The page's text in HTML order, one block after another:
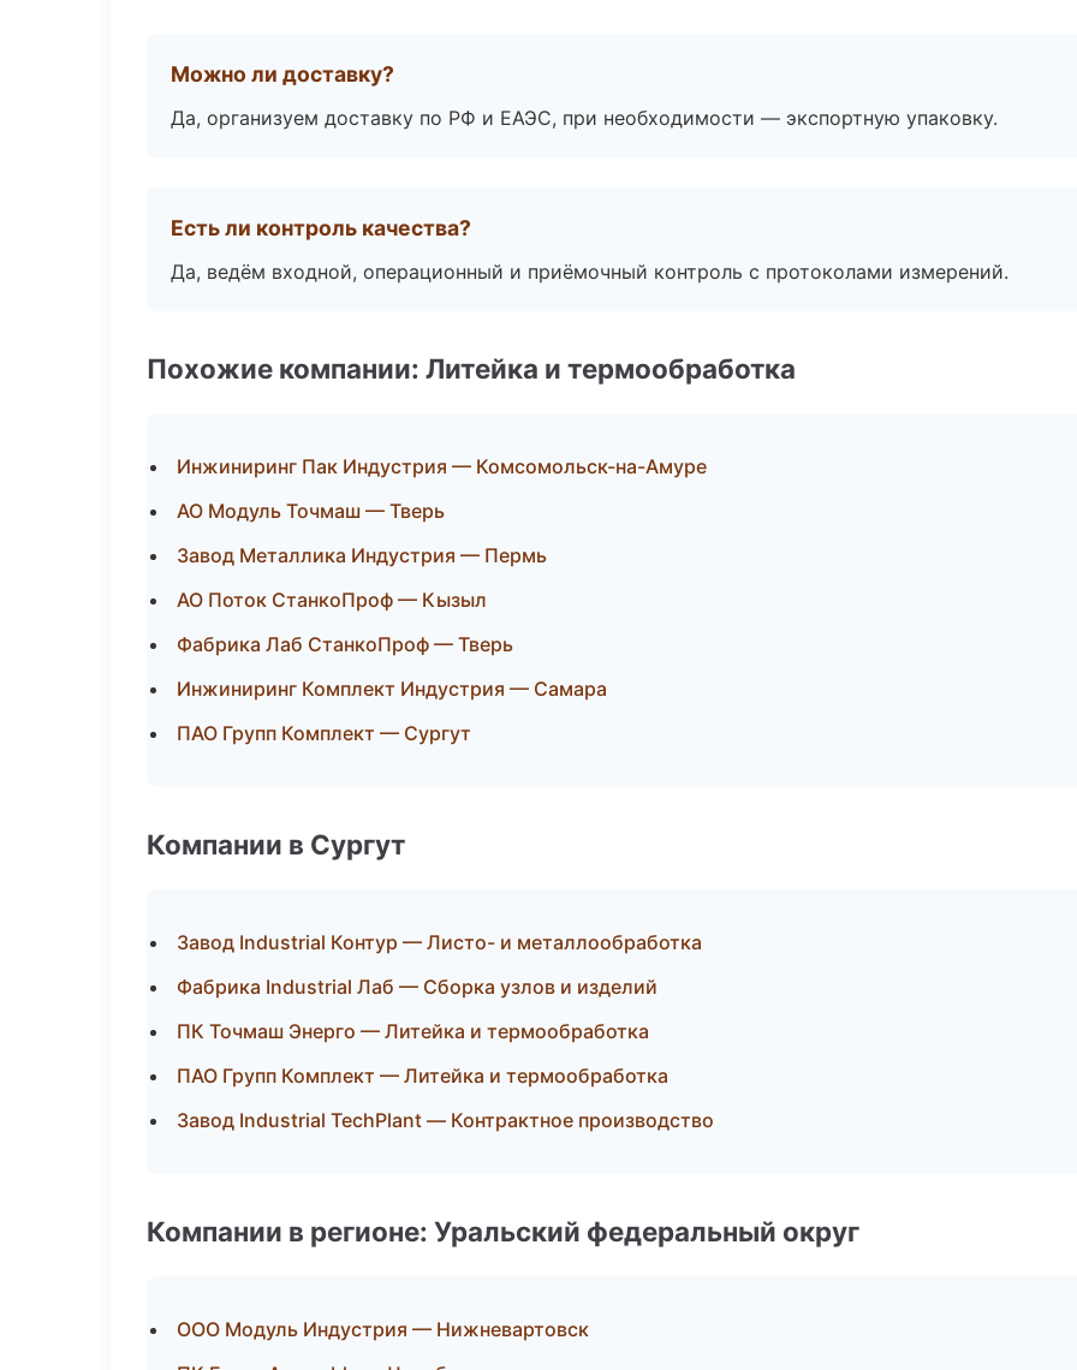
Можно ли доставку?
Да, организуем доставку по РФ и ЕАЭС, при необходимости — экспортную упаковку.
Есть ли контроль качества?
Да, ведём входной, операционный и приёмочный контроль с протоколами измерений.
Похожие компании: Литейка и термообработка
Инжиниринг Пак Индустрия — Комсомольск-на-Амуре
АО Модуль Точмаш — Тверь
Завод Металлика Индустрия — Пермь
АО Поток СтанкоПроф — Кызыл
Фабрика Лаб СтанкоПроф — Тверь
Инжиниринг Комплект Индустрия — Самара
ПАО Групп Комплект — Сургут
Компании в Сургут
Завод Industrial Контур — Листо- и металлообработка
Фабрика Industrial Лаб — Сборка узлов и изделий
ПК Точмаш Энерго — Литейка и термообработка
ПАО Групп Комплект — Литейка и термообработка
Завод Industrial TechPlant — Контрактное производство
Компании в регионе: Уральский федеральный округ
ООО Модуль Индустрия — Нижневартовск